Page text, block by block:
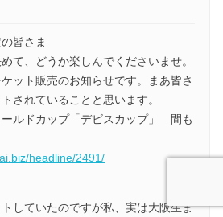
皆さま
て、どうか楽しんでくださいませ。
ット販売のお知らせです。まあ皆さ
されていることと思います。
ールドカップ「デビスカップ」 間も
headline/2491/
していたのですが私、実は大阪生ま